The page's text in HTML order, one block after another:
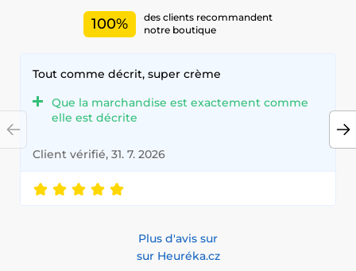
100%
des clients recommandent
notre boutique
Tout comme décrit, super crème
Que la marchandise est exactement comme
elle est décrite
Client vérifié, 31. 7. 2026
Plus d'avis sur
sur Heuréka.cz